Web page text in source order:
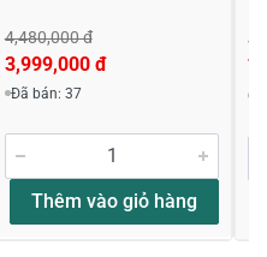
4,480,000 đ
3,999,000 đ
Đã bán: 37
Thêm vào giỏ hàng